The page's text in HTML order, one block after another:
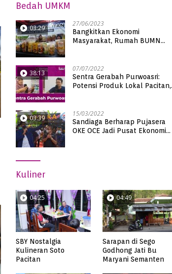
Bedah UMKM
03:29 27/06/2023
Bangkitkan Ekonomi
Masyarakat, Rumah BUMN
38:13 07/07/2022
Sentra Gerabah Purwoasri:
Potensi Produk Lokal Pacitan,
03:39 15/03/2022
Sandiaga Berharap Pujasera
OKE OCE Jadi Pusat Ekonomi
Kuliner
04:25
SBY Nostalgia
Kulineran Soto
Pacitan
04:49
Sarapan di Sego
Godhong Jati Bu
Maryani Semanten